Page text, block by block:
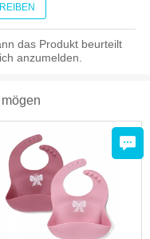
das Produkt beurteilt
anzumelden.